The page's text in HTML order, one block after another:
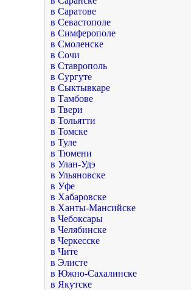
в Саратове
в Севастополе
в Симферополе
в Смоленске
в Сочи
в Ставрополь
в Сургуте
в Сыктывкаре
в Тамбове
в Твери
в Тольятти
в Томске
в Туле
в Тюмени
в Улан-Удэ
в Ульяновске
в Уфе
в Хабаровске
в Ханты-Мансийске
в Чебоксары
в Челябинске
в Черкесске
в Чите
в Элисте
в Южно-Сахалинске
в Якутске